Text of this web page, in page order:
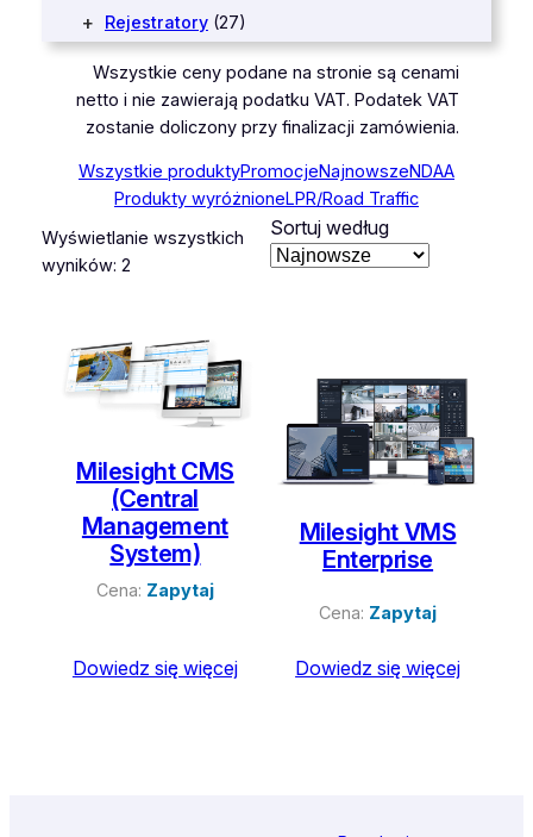
Rejestratory(27)
Wszystkie ceny podane na stronie są cenami
netto i nie zawierają podatku VAT. Podatek VAT
zostanie doliczony przy finalizacji zamówienia.
Wszystkie produktyPromocjeNajnowszeNDAA
Produkty wyróżnioneLPR/Road Traffic
Wyświetlanie wszystkich
wyników: 2Posortowane
Sortuj według
Milesight CMS
(Central
Management
System)
Cena: Zapytaj
Dowiedz się więcej
Milesight VMS
Enterprise
Cena: Zapytaj
Dowiedz się więcej